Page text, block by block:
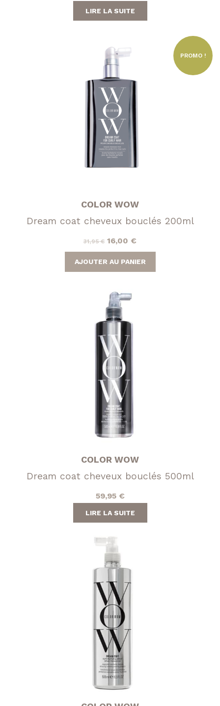
LIRE LA SUITE
PROMO !
COLOR WOW
Dream coat cheveux bouclés 200ml
31,95€ Le
prix
initial
16,00 €Le
prix
actuel
AJOUTER AU PANIER
COLOR WOW
Dream coat cheveux bouclés 500ml
59,95 €
LIRE LA SUITE